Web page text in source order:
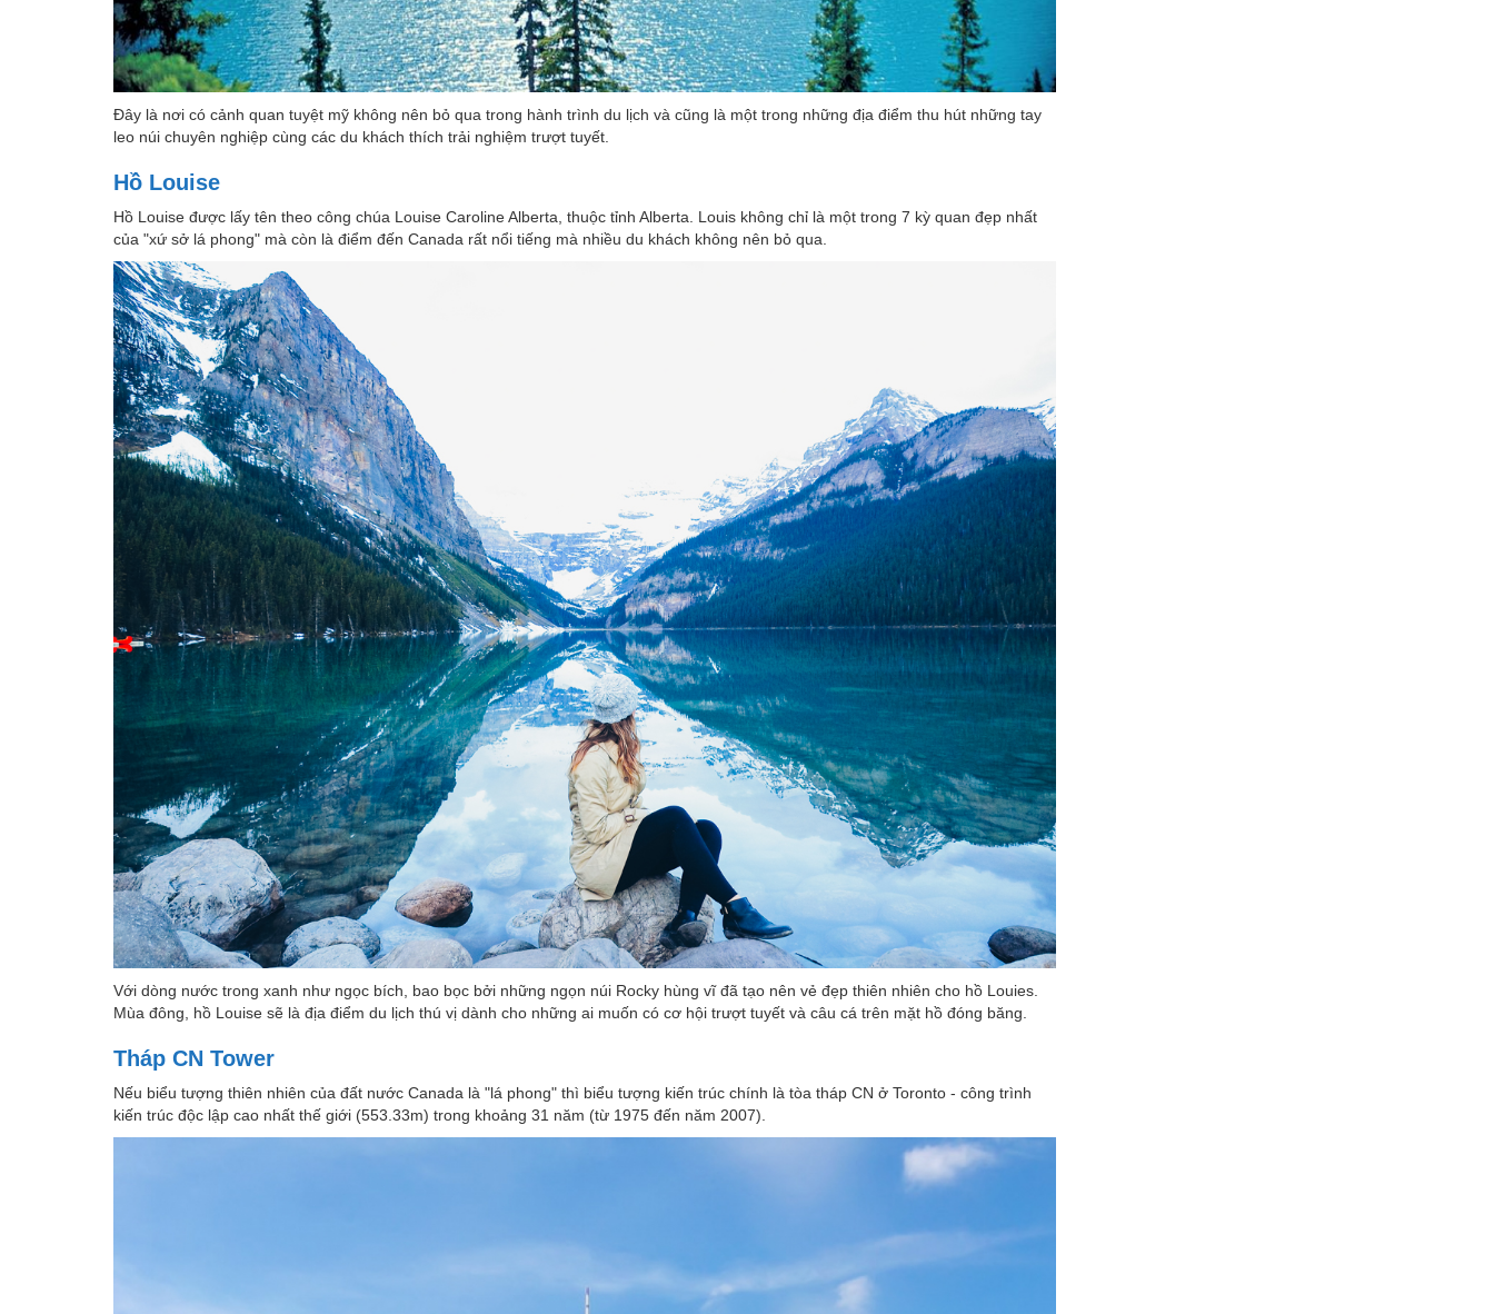
Đây là nơi có cảnh quan tuyệt mỹ không nên bỏ qua trong hành trình du lịch và cũng là một trong những địa điểm thu hút những tay
leo núi chuyên nghiệp cùng các du khách thích trải nghiệm trượt tuyết.
Hồ Louise
Hồ Louise được lấy tên theo công chúa Louise Caroline Alberta, thuộc tỉnh Alberta. Louis không chỉ là một trong 7 kỳ quan đẹp nhất
của "xứ sở lá phong" mà còn là điểm đến Canada rất nổi tiếng mà nhiều du khách không nên bỏ qua.
Với dòng nước trong xanh như ngọc bích, bao bọc bởi những ngọn núi Rocky hùng vĩ đã tạo nên vẻ đẹp thiên nhiên cho hồ Louies.
Mùa đông, hồ Louise sẽ là địa điểm du lịch thú vị dành cho những ai muốn có cơ hội trượt tuyết và câu cá trên mặt hồ đóng băng.
Tháp CN Tower
Nếu biểu tượng thiên nhiên của đất nước Canada là "lá phong" thì biểu tượng kiến trúc chính là tòa tháp CN ở Toronto - công trình
kiến trúc độc lập cao nhất thế giới (553.33m) trong khoảng 31 năm (từ 1975 đến năm 2007).